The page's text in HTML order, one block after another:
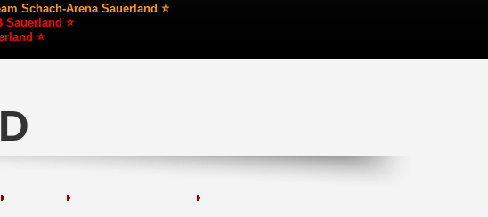
Schach-Arena Sauerland ⭐
⭐
⭐